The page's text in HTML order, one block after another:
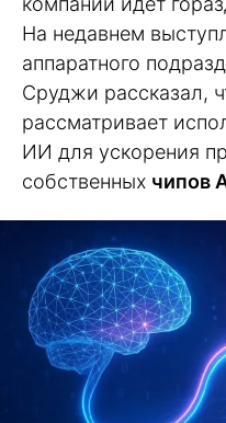
На недавнем
аппаратного
Сруджи рассказал,
рассматривает
ИИ для ускорения
собственных чипов